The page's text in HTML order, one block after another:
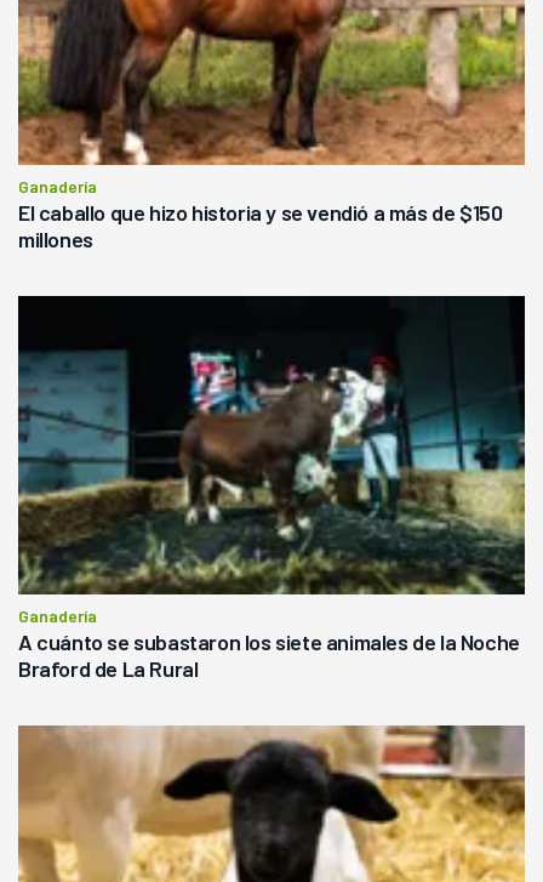
Ganadería
El caballo que hizo historia y se vendió a más de $150
millones
Ganadería
A cuánto se subastaron los siete animales de la Noche
Braford de La Rural